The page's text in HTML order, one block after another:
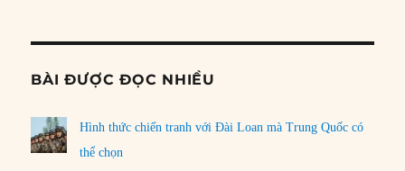
BÀI ĐƯỢC ĐỌC NHIỀU
Hình thức chiến tranh với Đài Loan mà Trung Quốc có
thể chọn